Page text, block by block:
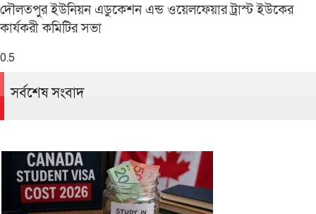
দৌলতপুর ইউনিয়ন এডুকেশন এন্ড ওয়েলফেয়ার ট্রাস্ট ইউকের
কার্যকরী কমিটির সভা
সর্বশেষ সংবাদ